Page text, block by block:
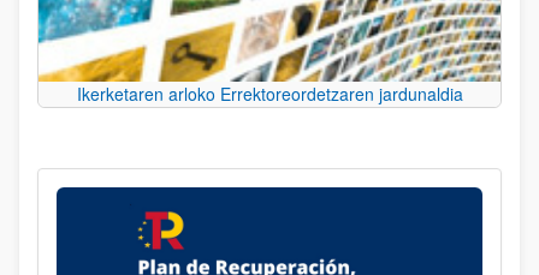
Ikerketaren arloko Errektoreordetzaren jardunaldia